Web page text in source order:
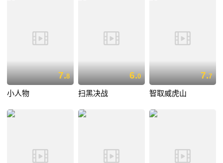
7.8
小人物
6.0
扫黑决战
7.7
智取威虎山